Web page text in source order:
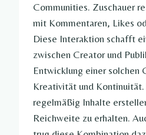
Communities. Zuschauer
mit Kommentaren, Likes
Diese Interaktion schafft
zwischen Creator und
Entwicklung einer solchen
Kreativität und Kontinuität.
regelmäßig Inhalte
Reichweite zu erhalten.